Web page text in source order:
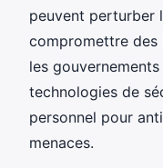
peuvent perturber
compromettre des
les
technologies de
personnel pour
menaces.